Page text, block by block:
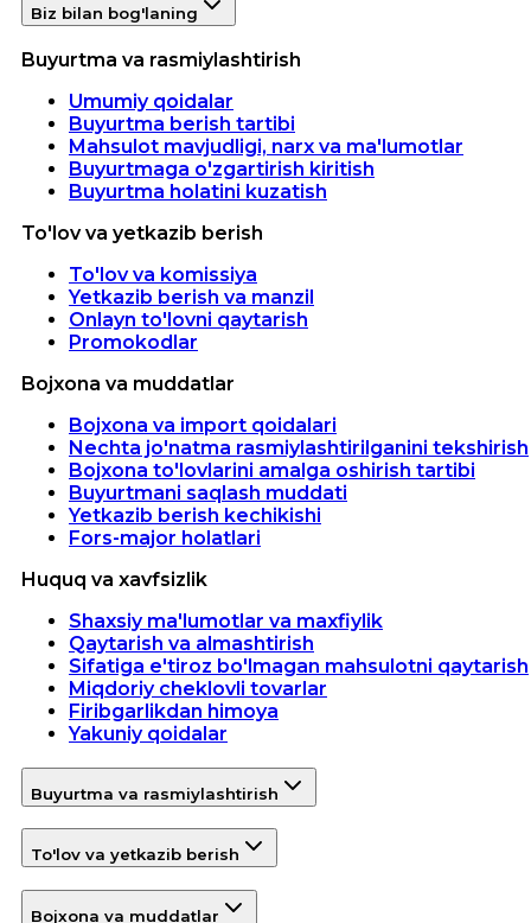
Biz bilan bog'laning
Buyurtma va rasmiylashtirish
Umumiy qoidalar
Buyurtma berish tartibi
Mahsulot mavjudligi, narx va ma'lumotlar
Buyurtmaga o'zgartirish kiritish
Buyurtma holatini kuzatish
To'lov va yetkazib berish
To'lov va komissiya
Yetkazib berish va manzil
Onlayn to'lovni qaytarish
Promokodlar
Bojxona va muddatlar
Bojxona va import qoidalari
Nechta jo'natma rasmiylashtirilganini tekshirish
Bojxona to'lovlarini amalga oshirish tartibi
Buyurtmani saqlash muddati
Yetkazib berish kechikishi
Fors-major holatlari
Huquq va xavfsizlik
Shaxsiy ma'lumotlar va maxfiylik
Qaytarish va almashtirish
Sifatiga e'tiroz bo'lmagan mahsulotni qaytarish
Miqdoriy cheklovli tovarlar
Firibgarlikdan himoya
Yakuniy qoidalar
Buyurtma va rasmiylashtirish
To'lov va yetkazib berish
Bojxona va muddatlar